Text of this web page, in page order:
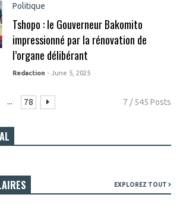
Politique
Tshopo : le Gouverneur Bakomito
impressionné par la rénovation de
l’organe délibérant
Redaction - June 5, 2025
... 78 7 / 545 Posts
EXPLOREZ TOUT